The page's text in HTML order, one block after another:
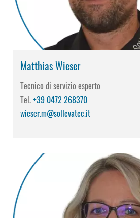
Matthias Wieser
Tecnico di servizio esperto
Tel.+39 0472 268370
wieser.m@sollevatec.it